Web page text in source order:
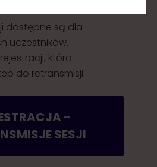
dostępne są dla
uczestników.
która
do retransmisji.
-
SESJI